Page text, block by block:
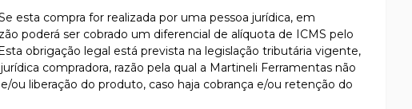
esta compra for realizada por uma pessoa jurídica, em
poderá ser cobrado um diferencial de alíquota de ICMS pelo
obrigação legal está prevista na legislação tributária vigente,
compradora, razão pela qual a Martineli Ferramentas não
ou liberação do produto, caso haja cobrança e/ou retenção do